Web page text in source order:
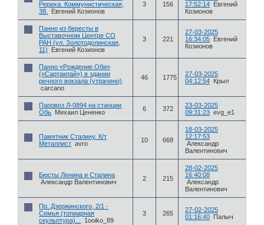
Рериха. Коммунистическая,
38.
Евгений Козионов
3 156
17:52:14 Евгений
Козионов
Панно из бересты в
Выставочном Центре СО
РАН (ул. Золотодолинская,
11)
Евгений Козионов
3 221
27-03-2025
16:34:05 Евгений
Козионов
Панно «Рождение Оби»
(«Сартакпай») в здании
речного вокзала (утрачено)
carcano
46 1775
27-03-2025
04:12:54 Крыл
Паровоз Л-0894 на станции
Обь Михаил Цененко 6 372
23-03-2025
09:31:23 evg_e1
Памятник Сталину. К/т
Металлист avro 10 668
18-03-2025
12:17:53
Александр
Валентинович
Бюсты Ленина и Сталина
Александр Валентинович
2 215
28-02-2025
16:40:08
Александр
Валентинович
Пр. Дзержинского, 2/1 -
Семья (топиарная
скульптура)...
1ooiko_89
3 265
27-02-2025
01:16:40 Палыч